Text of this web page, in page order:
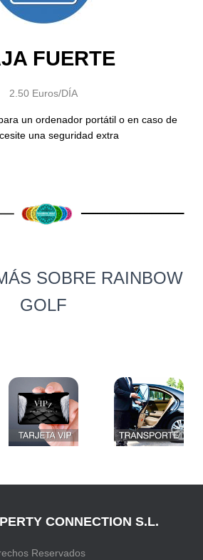
FUERTE
2.50 Euros/DÍA
un ordenador portátil o en caso de
una seguridad extra
SOBRE RAINBOW
GOLF
CONNECTION S.L.
Reservados